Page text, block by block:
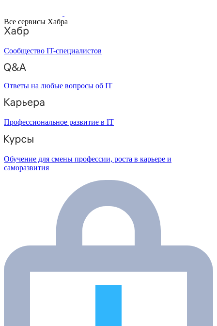
Все сервисы Хабра
Сообщество IT-специалистов
Ответы на любые вопросы об IT
Профессиональное развитие в IT
Обучение для смены профессии, роста в карьере и
саморазвития